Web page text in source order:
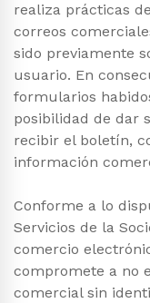
realiza prácticas
correos
sido previamente
usuario. En
formularios
posibilidad de dar
recibir el boletín,
información
Conforme a lo
Servicios de la
comercio
compromete a no
comercial sin